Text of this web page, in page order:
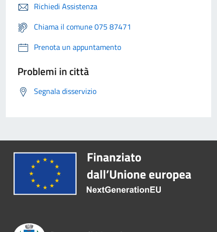
Richiedi Assistenza
Chiama il comune 075 87471
Prenota un appuntamento
Problemi in città
Segnala disservizio